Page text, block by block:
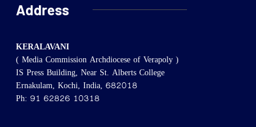
Address
KERALAVANI
( Media Commission Archdiocese of Verapoly )
IS Press Building, Near St. Alberts College
Ernakulam, Kochi, India, 682018
Ph: 91 62826 10318